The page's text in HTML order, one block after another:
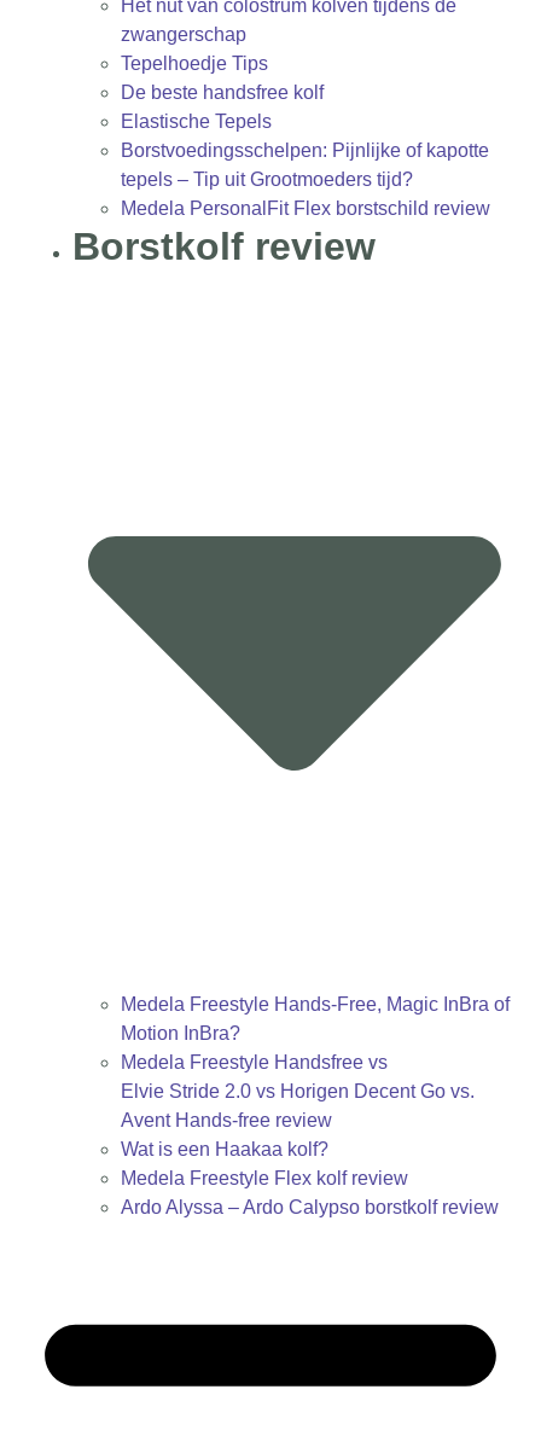
Het nut van colostrum kolven tijdens de
zwangerschap
Tepelhoedje Tips
De beste handsfree kolf
Elastische Tepels
Borstvoedingsschelpen: Pijnlijke of kapotte
tepels – Tip uit Grootmoeders tijd?
Medela PersonalFit Flex borstschild review
Borstkolf review
Medela Freestyle Hands-Free, Magic InBra of
Motion InBra?
Medela Freestyle Handsfree vs
Elvie Stride 2.0 vs Horigen Decent Go vs.
Avent Hands-free review
Wat is een Haakaa kolf?
Medela Freestyle Flex kolf review
Ardo Alyssa – Ardo Calypso borstkolf review